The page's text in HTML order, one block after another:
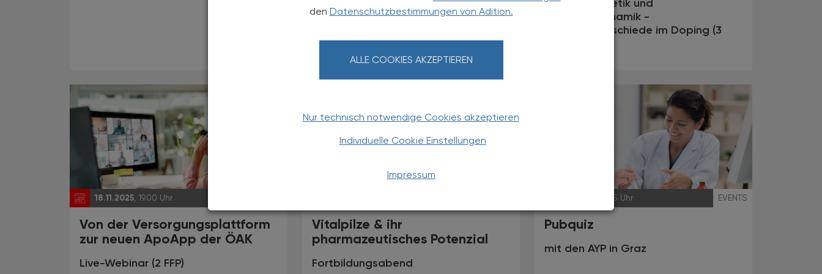
den Datenschutzbestimmungen von Adition.
ALLE COOKIES AKZEPTIEREN
Nur technisch notwendige Cookies akzeptieren
Individuelle Cookie Einstellungen
Impressum
2. Zertifikationslehrgang
Evidenzbasierte Phytotherapie an
Pharmakokinetik und
Pharmakodynamik -
Genderunterschiede im Doping (3
18.11.2025 , 19.00 Uhr
Von der Versorgungsplattform
zur neuen ApoApp der ÖAK
Live-Webinar (2 FFP)
Vitalpilze & ihr
pharmazeutisches Potenzial
Fortbildungsabend
, 19.15 Uhr EVENTS
Pubquiz
mit den AYP in Graz